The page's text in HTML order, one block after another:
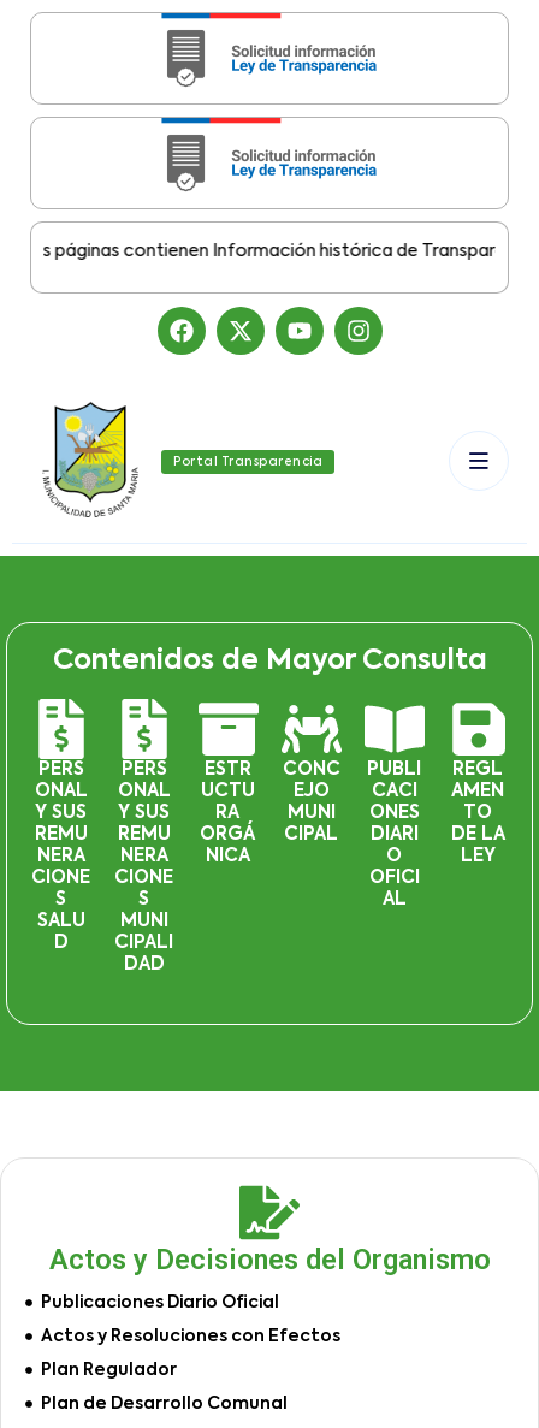
páginas contienen Información histórica de Transparencia
Portal Transparencia
Contenidos de Mayor Consulta
PERS
ONAL
Y SUS
REMU
NERA
CIONE
S
SALU
D
PERS
ONAL
Y SUS
REMU
NERA
CIONE
S
MUNI
CIPALI
DAD
ESTR
UCTU
RA
ORGÁ
NICA
CONC
EJO
MUNI
CIPAL
PUBLI
CACI
ONES
DIARI
O
OFICI
AL
REGL
AMEN
TO
DE LA
LEY
Actos y Decisiones del Organismo
Publicaciones Diario Oficial
Actos y Resoluciones con Efectos
Plan Regulador
Plan de Desarrollo Comunal